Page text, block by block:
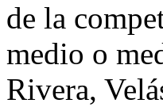
de la
medio o
Rivera,